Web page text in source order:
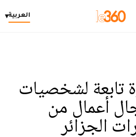
العربية▾
طائرة تابعة لشخصيات
أعمال من
الجزائر